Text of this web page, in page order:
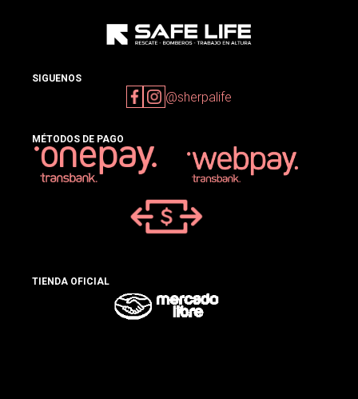
SIGUENOS
@sherpalife
MÉTODOS DE PAGO
TIENDA OFICIAL